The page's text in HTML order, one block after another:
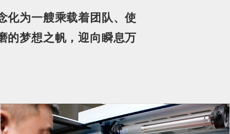
化为一艘乘载着团队、使
的梦想之帆，迎向瞬息万